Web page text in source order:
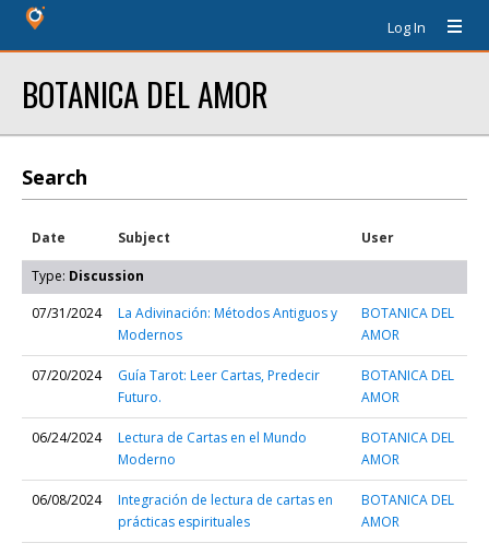
Log In
BOTANICA DEL AMOR
Search
Date Subject User
Type: Discussion
07/31/2024
La Adivinación: Métodos Antiguos y
Modernos
BOTANICA DEL
AMOR
07/20/2024
Guía Tarot: Leer Cartas, Predecir
Futuro.
BOTANICA DEL
AMOR
06/24/2024
Lectura de Cartas en el Mundo
Moderno
BOTANICA DEL
AMOR
06/08/2024
Integración de lectura de cartas en
prácticas espirituales
BOTANICA DEL
AMOR